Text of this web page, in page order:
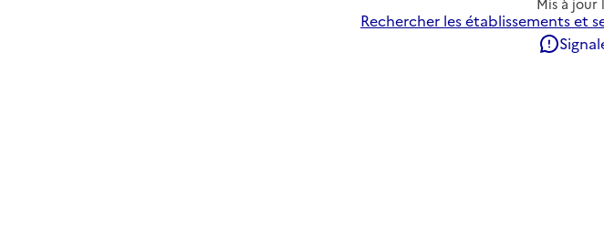
Rechercher les établissements et